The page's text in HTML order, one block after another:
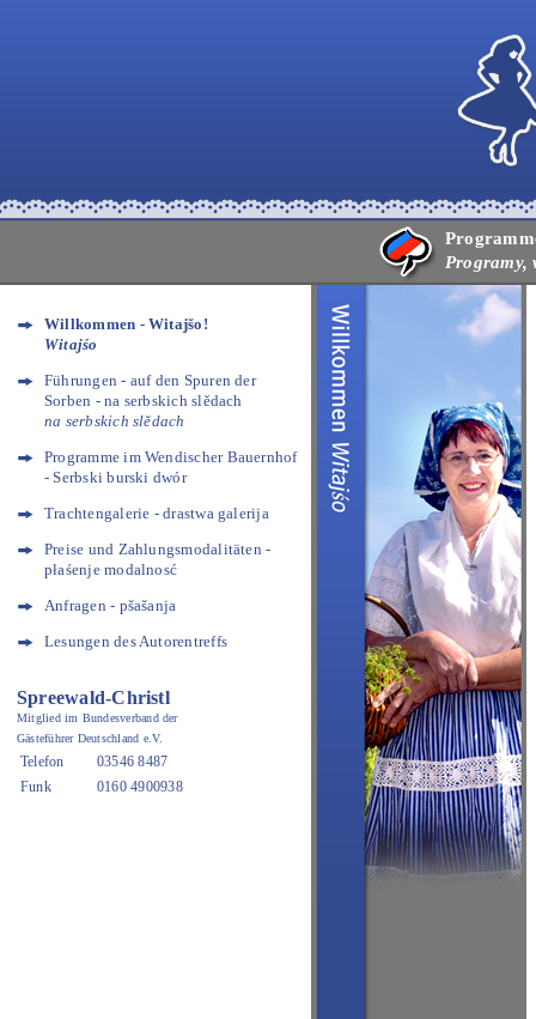
Programy,
Willkommen - Witajšo!
Witajśo
Führungen - auf den Spuren der
Sorben - na serbskich slědach
na serbskich slědach
Programme im Wendischer Bauernhof
- Serbski burski dwór
Trachtengalerie - drastwa galerija
Preise und Zahlungsmodalitäten -
płaśenje modalnosć
Anfragen - pšašanja
Lesungen des Autorentreffs
Spreewald-Christl
Mitglied im Bundesverband der
Gästeführer Deutschland e.V.
Telefon
03546 8487
Funk
0160 4900938